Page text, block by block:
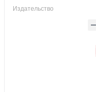
Издательство